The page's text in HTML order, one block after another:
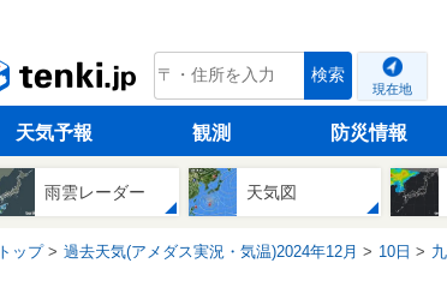
tenki.jp 検索
現在地
天気予報 観測 防災情報
雨雲レーダー 天気図
トップ 過去天気(アメダス実況・気温)2024年12月 10日